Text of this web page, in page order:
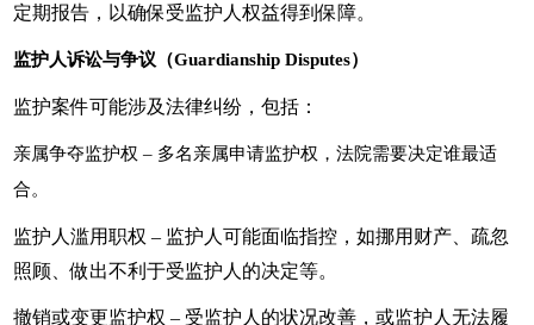
定期报告，以确保受监护人权益得到保障。
监护人诉讼与争议（Guardianship Disputes）
监护案件可能涉及法律纠纷，包括：
亲属争夺监护权 – 多名亲属申请监护权，法院需要决定谁最适
合。
监护人滥用职权 – 监护人可能面临指控，如挪用财产、疏忽
照顾、做出不利于受监护人的决定等。
撤销或变更监护权 – 受监护人的状况改善，或监护人无法履